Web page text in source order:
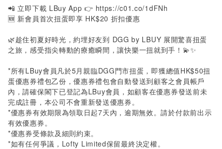
📲 立即下載 LBuy App👉 https://c01.co/1dFNh
🆕 新會員首次扭蛋即享 HK$20 折扣優惠
🌿趁住初夏好時光，約埋好友到 DGG by LBUY 展開驚喜扭蛋
之旅，感受指尖轉動的療癒瞬間，讓快樂一扭就到手！💫✨
*所有LBuy會員凡於5月親臨DGG門市扭蛋，即獲總值HK$50扭
蛋優惠券禮包乙份，優惠券禮包會自動發送到顧客之會員帳戶
內，請確保閣下已登記為LBuy會員，如顧客在優惠券發送前未
完成註冊，本公司不會重新發送優惠券。
*優惠券有效期限為領取日起7天內，逾期無效。請於付款前出示
有效優惠券。
*優惠券受條款及細則約束。
*如有任何爭議， Lofty Limited保留最終決定權。